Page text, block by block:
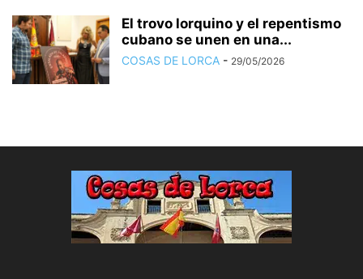
El trovo lorquino y el repentismo
cubano se unen en una...
COSAS DE LORCA - 29/05/2026